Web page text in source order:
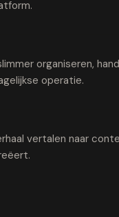
organiseren,
operatie.
vertalen naar